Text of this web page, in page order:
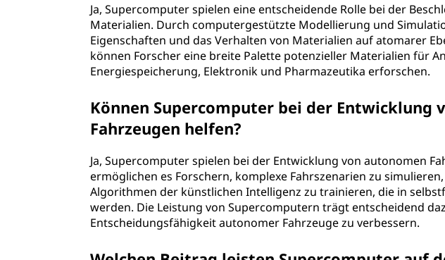
Ja, Supercomputer spielen eine entscheidende Rolle bei der
Materialien. Durch computergestützte Modellierung und
Eigenschaften und das Verhalten von Materialien auf atomarer
können Forscher eine breite Palette potenzieller Materialien für
Energiespeicherung, Elektronik und Pharmazeutika erforschen.
Können Supercomputer bei der Entwicklung
Fahrzeugen helfen?
Ja, Supercomputer spielen bei der Entwicklung von autonomen
ermöglichen es Forschern, komplexe Fahrszenarien zu
Algorithmen der künstlichen Intelligenz zu trainieren, die in
werden. Die Leistung von Supercomputern trägt entscheidend
Entscheidungsfähigkeit autonomer Fahrzeuge zu verbessern.